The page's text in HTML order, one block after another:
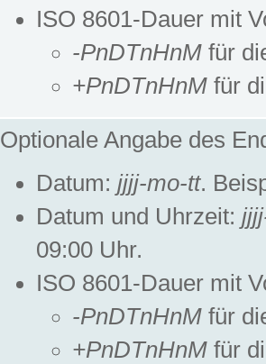
ISO 8601-Dauer mit
-PnDTnHnM für
+PnDTnHnM für
Optionale Angabe des
Datum: jjjj-mo-tt.
Datum und Uhrzeit:
09:00 Uhr.
ISO 8601-Dauer mit
-PnDTnHnM für
+PnDTnHnM für